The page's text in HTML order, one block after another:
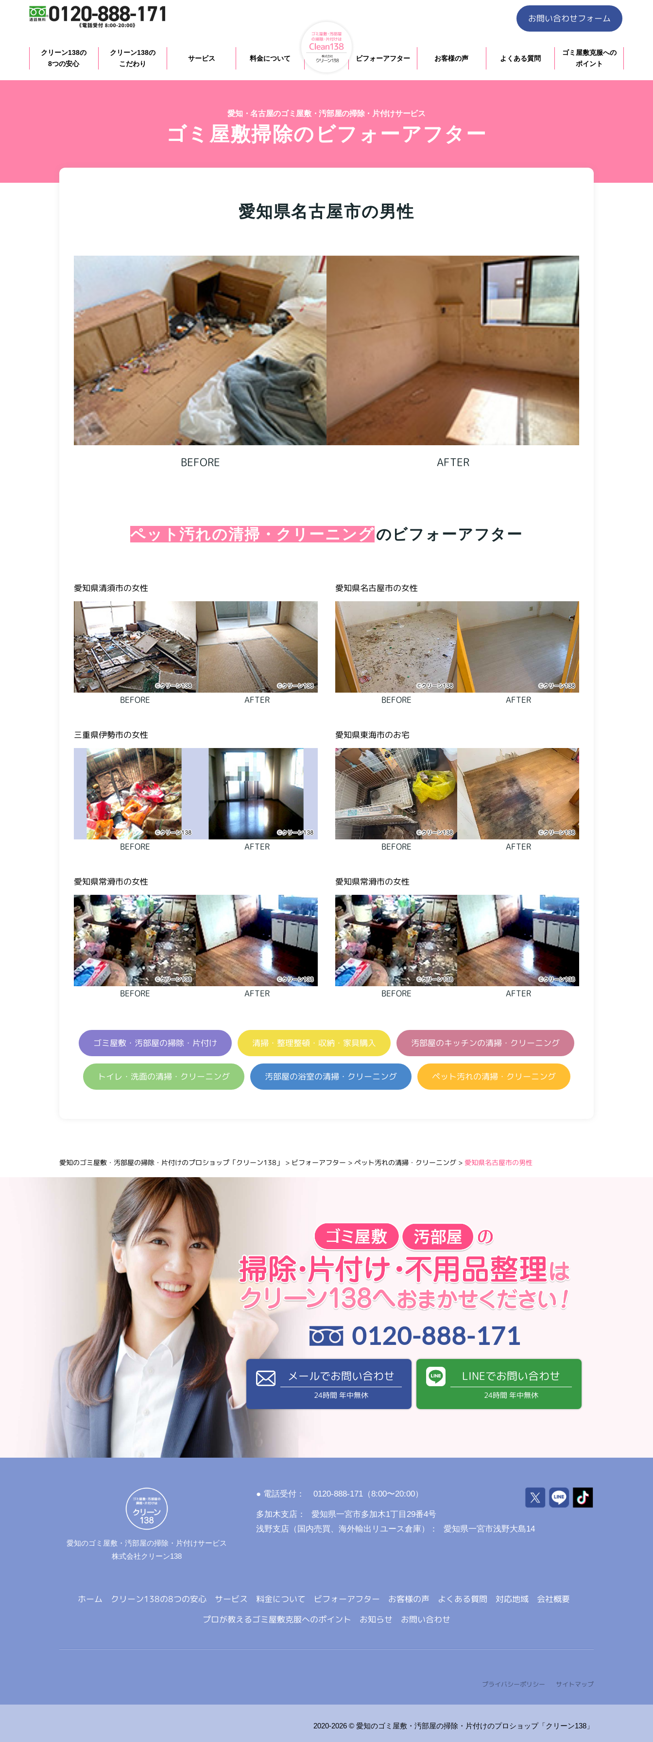
お問い合わせフォーム
クリーン138の
8つの安心
クリーン138の
こだわり
サービス 料金について ビフォーアフター お客様の声 よくある質問
ゴミ屋敷克服への
ポイント
愛知・名古屋のゴミ屋敷・汚部屋の掃除・片付けサービス
ゴミ屋敷掃除のビフォーアフター
愛知県名古屋市の男性
BEFORE AFTER
ペット汚れの清掃・クリーニングのビフォーアフター
愛知県清須市の女性
BEFORE AFTER
愛知県名古屋市の女性
BEFORE AFTER
三重県伊勢市の女性
BEFORE AFTER
愛知県東海市のお宅
BEFORE AFTER
愛知県常滑市の女性
BEFORE AFTER
愛知県常滑市の女性
BEFORE AFTER
ゴミ屋敷・汚部屋の掃除・片付け 清掃・整理整頓・収納・家具購入 汚部屋のキッチンの清掃・クリーニング
トイレ・洗面の清掃・クリーニング 汚部屋の浴室の清掃・クリーニング ペット汚れの清掃・クリーニング
愛知のゴミ屋敷・汚部屋の掃除・片付けのプロショップ「クリーン138」 > ビフォーアフター > ペット汚れの清掃・クリーニング > 愛知県名古屋市の男性
0120-888-171
メールでお問い合わせ
24時間 年中無休
LINEでお問い合わせ
24時間 年中無休
愛知のゴミ屋敷・汚部屋の掃除・片付けサービス
株式会社クリーン138
● 電話受付： 0120-888-171（8:00〜20:00）
多加木支店：
愛知県一宮市多加木1丁目29番4号
浅野支店（国内売買、海外輸出リユース倉庫）：
愛知県一宮市浅野大島14
ホーム クリーン138の8つの安心 サービス 料金について ビフォーアフター お客様の声 よくある質問 対応地域
会社概要
プロが教えるゴミ屋敷克服へのポイント
お知らせ お問い合わせ
プライバシーポリシー サイトマップ
2020-2026 © 愛知のゴミ屋敷・汚部屋の掃除・片付けのプロショップ「クリーン138」